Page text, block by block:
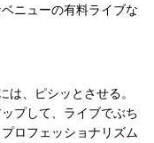
ニューの有料ライブな
は、ピシッとさせる。
プして、ライブでぶち
ロフェッショナリズム